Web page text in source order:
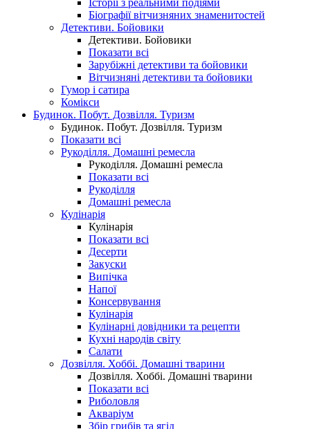
Історії з реальними подіями
Біографії вітчизняних знаменитостей
Детективи. Бойовики
Детективи. Бойовики
Показати всі
Зарубіжні детективи та бойовики
Вітчизняні детективи та бойовики
Гумор і сатира
Комікси
Будинок. Побут. Дозвілля. Туризм
Будинок. Побут. Дозвілля. Туризм
Показати всі
Рукоділля. Домашні ремесла
Рукоділля. Домашні ремесла
Показати всі
Рукоділля
Домашні ремесла
Кулінарія
Кулінарія
Показати всі
Десерти
Закуски
Випічка
Напої
Консервування
Кулінарія
Кулінарні довідники та рецепти
Кухні народів світу
Салати
Дозвілля. Хоббі. Домашні тварини
Дозвілля. Хоббі. Домашні тварини
Показати всі
Риболовля
Акваріум
Збір грибів та ягід